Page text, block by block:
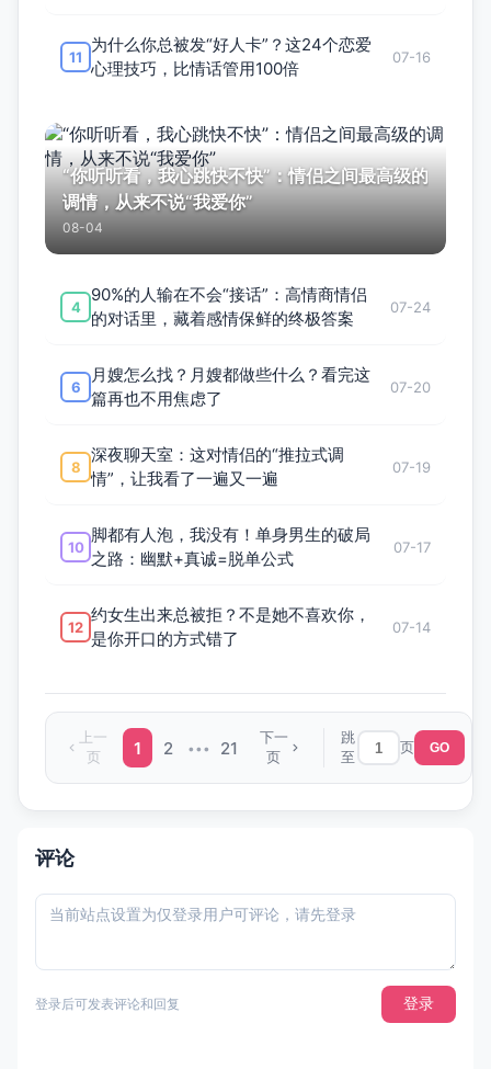
11
为什么你总被发“好人卡”？这24个恋爱
心理技巧，比情话管用100倍
07-16
“你听听看，我心跳快不快”：情侣之间最高级的
调情，从来不说“我爱你”
08-04
4
90%的人输在不会“接话”：高情商情侣
的对话里，藏着感情保鲜的终极答案
07-24
6
月嫂怎么找？月嫂都做些什么？看完这
篇再也不用焦虑了
07-20
8
深夜聊天室：这对情侣的“推拉式调
情”，让我看了一遍又一遍
07-19
10
脚都有人泡，我没有！单身男生的破局
之路：幽默+真诚=脱单公式
07-17
12
约女生出来总被拒？不是她不喜欢你，
是你开口的方式错了
07-14
上一
页
1 2 ••• 21
下一
页
跳
至
页 GO
评论
登录后可发表评论和回复 登录